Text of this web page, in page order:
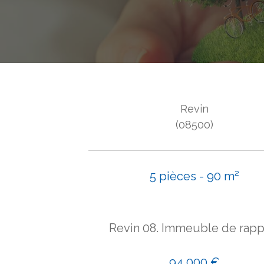
Revin
(08500)
5 pièces - 90 m²
Revin 08. Immeuble de